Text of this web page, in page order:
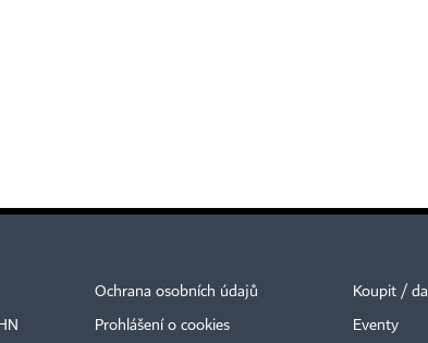
Ochrana osobních údajů
Prohlášení o cookies
Koupit /
Eventy